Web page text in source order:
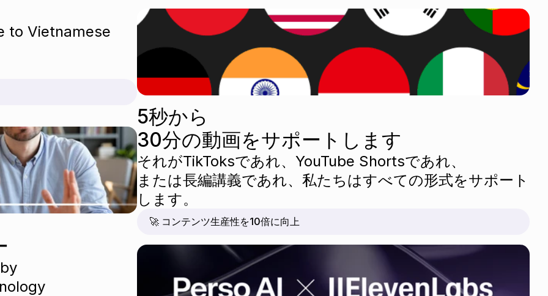
to Vietnamese
5秒から
30分の動画をサポートします
それがTikToksであれ、YouTube Shortsであれ、
または長編講義であれ、私たちはすべての形式をサポート
します。
🚀 コンテンツ生産性を10倍に向上